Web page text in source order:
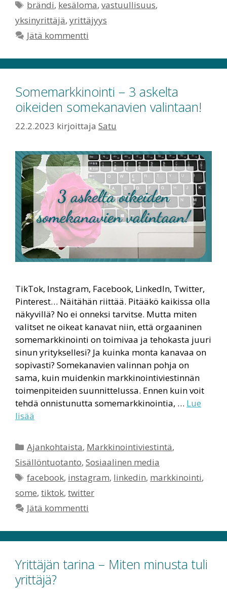
Avainsanat
brändi, kesäloma,vastuullisuus,
yksinyrittäjä, yrittäjyys
Jätä kommentti
Somemarkkinointi – 3 askelta
oikeiden somekanavien valintaan!
22.2.2023 kirjoittaja Satu
TikTok, Instagram, Facebook, LinkedIn, Twitter,
Pinterest… Näitähän riittää. Pitääkö kaikissa olla
näkyvillä? No ei onneksi tarvitse. Mutta miten
valitset ne oikeat kanavat niin, että orgaaninen
somemarkkinointi on toimivaa ja tehokasta juuri
sinun yrityksellesi? Ja kuinka monta kanavaa on
sopivasti? Somekanavien valinnan pohja on
sama, kuin muidenkin markkinointiviestinnän
toimenpiteiden suunnittelussa. Ennen kuin voit
tehdä onnistunutta somemarkkinointia, … Lue
lisää
Kategoriat
Ajankohtaista, Markkinointiviestintä,
Sisällöntuotanto, Sosiaalinen media
Avainsanat
facebook, instagram, linkedin, markkinointi,
some, tiktok, twitter
Jätä kommentti
Yrittäjän tarina – Miten minusta tuli
yrittäjä?